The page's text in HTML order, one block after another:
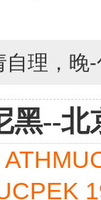
自理，晚
黑--北